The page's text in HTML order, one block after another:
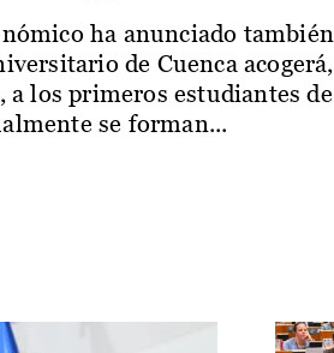
ha anunciado también
de Cuenca acogerá,
a los primeros estudiantes de
se forman...